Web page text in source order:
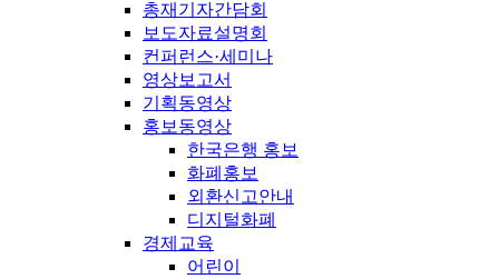
총재기자간담회
보도자료설명회
컨퍼런스·세미나
영상보고서
기획동영상
홍보동영상
한국은행 홍보
화폐홍보
외환신고안내
디지털화폐
경제교육
어린이